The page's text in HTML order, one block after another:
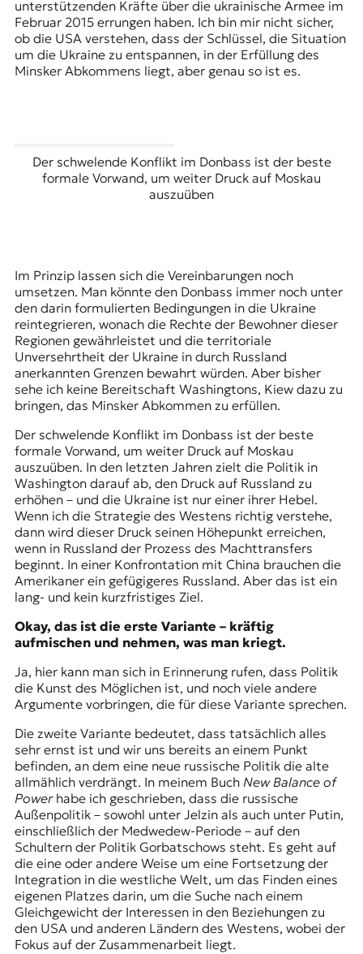
unterstützenden Kräfte über die ukrainische Armee im
Februar 2015 errungen haben. Ich bin mir nicht sicher,
ob die USA verstehen, dass der Schlüssel, die Situation
um die Ukraine zu entspannen, in der Erfüllung des
Minsker Abkommens liegt, aber genau so ist es.
Der schwelende Konflikt im Donbass ist der beste
formale Vorwand, um weiter Druck auf Moskau
auszuüben
Im Prinzip lassen sich die Vereinbarungen noch
umsetzen. Man könnte den Donbass immer noch unter
den darin formulierten Bedingungen in die Ukraine
reintegrieren, wonach die Rechte der Bewohner dieser
Regionen gewährleistet und die territoriale
Unversehrtheit der Ukraine in durch Russland
anerkannten Grenzen bewahrt würden. Aber bisher
sehe ich keine Bereitschaft Washingtons, Kiew dazu zu
bringen, das Minsker Abkommen zu erfüllen.
Der schwelende Konflikt im Donbass ist der beste
formale Vorwand, um weiter Druck auf Moskau
auszuüben. In den letzten Jahren zielt die Politik in
Washington darauf ab, den Druck auf Russland zu
erhöhen – und die Ukraine ist nur einer ihrer Hebel.
Wenn ich die Strategie des Westens richtig verstehe,
dann wird dieser Druck seinen Höhepunkt erreichen,
wenn in Russland der Prozess des Machttransfers
beginnt. In einer Konfrontation mit China brauchen die
Amerikaner ein gefügigeres Russland. Aber das ist ein
lang- und kein kurzfristiges Ziel.
Okay, das ist die erste Variante – kräftig
aufmischen und nehmen, was man kriegt.
Ja, hier kann man sich in Erinnerung rufen, dass Politik
die Kunst des Möglichen ist, und noch viele andere
Argumente vorbringen, die für diese Variante sprechen.
Die zweite Variante bedeutet, dass tatsächlich alles
sehr ernst ist und wir uns bereits an einem Punkt
befinden, an dem eine neue russische Politik die alte
allmählich verdrängt. In meinem Buch New Balance of
Powerhabe ich geschrieben, dass die russische
Außenpolitik – sowohl unter Jelzin als auch unter Putin,
einschließlich der Medwedew-Periode – auf den
Schultern der Politik Gorbatschows steht. Es geht auf
die eine oder andere Weise um eine Fortsetzung der
Integration in die westliche Welt, um das Finden eines
eigenen Platzes darin, um die Suche nach einem
Gleichgewicht der Interessen in den Beziehungen zu
den USA und anderen Ländern des Westens, wobei der
Fokus auf der Zusammenarbeit liegt.